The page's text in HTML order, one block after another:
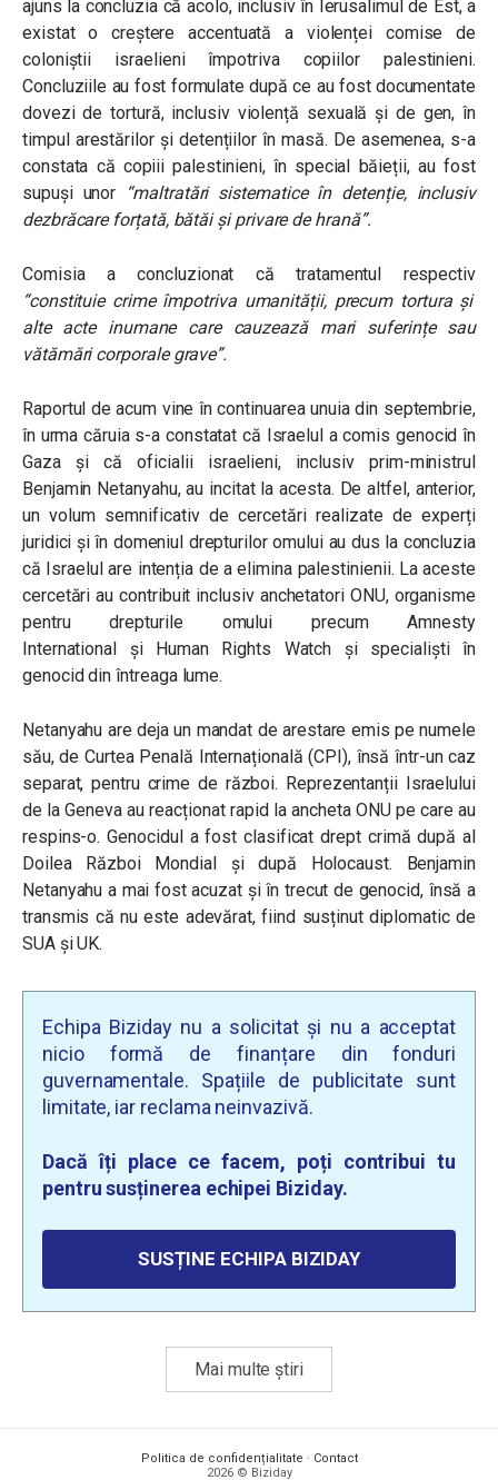
ajuns la concluzia că acolo,inclusiv în Ierusalimul de Est, a
existat o creștere accentuată a violenței comise de
coloniștii israelieni împotriva copiilor palestinieni.
Concluziile au fost formulate după ce au fost documentate
dovezi de tortură, inclusiv violență sexuală și de gen, în
timpul arestărilor și detențiilor în masă. De asemenea, s-a
constata că copiii palestinieni, în special băieții, au fost
supuși unor
“maltratări sistematice în detenție, inclusiv
dezbrăcare forțată, bătăi și privare de hrană”.
Comisia a concluzionat că tratamentul respectiv
“constituie crime împotriva umanității, precum tortura și
alte acte inumane care cauzează mari suferințe sau
vătămări corporale grave”.
Raportul de acum vine în continuarea unuia din septembrie,
în urma căruia s-a constatat că Israelul a comis genocid în
Gaza
și că oficialii israelieni, inclusiv prim-ministrul
Benjamin Netanyahu, au incitat la acesta. De altfel, anterior,
un volum semnificativ de cercetări realizate de experți
juridici și în domeniul drepturilor omului au dus la concluzia
că Israelul are intenția de a elimina palestinienii. La aceste
cercetări au contribuit inclusiv anchetatori ONU, organisme
pentru drepturile omului precum
Amnesty
International
și Human Rights Watch și
specialiști în
genocid din întreaga lume.
Netanyahu are deja un mandat de arestare emis pe numele
său,de Curtea Penală Internațională (CPI), însă într-un caz
separat, pentru crime de război. Reprezentanții Israelului
de la Geneva au reacționat rapid la ancheta ONU pe care au
respins-o. Genocidul a fost clasificat drept crimă după al
Doilea Război Mondial și după Holocaust. Benjamin
Netanyahu a mai fost acuzat și în trecut de genocid, însă a
transmis că nu este adevărat, fiind susținut diplomatic de
SUA și UK.
Echipa Biziday nu a solicitat și nu a acceptat
nicio formă de finanțare din fonduri
guvernamentale. Spațiile de publicitate sunt
limitate, iar reclama neinvazivă.
Dacă îți place ce facem, poți contribui tu
pentru susținerea echipei Biziday.
SUSȚINE ECHIPA BIZIDAY
Mai multe știri
Politica de confidențialitate · Contact
2026 © Biziday